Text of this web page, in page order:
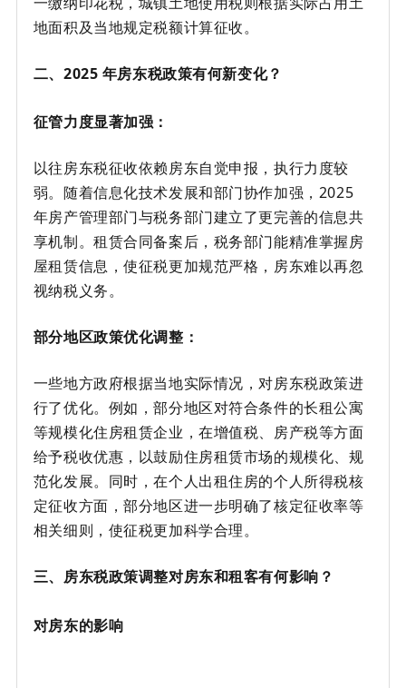
地面积及当地规定税额计算征收。
二、2025 年房东税政策有何新变化？
征管力度显著加强：
以往房东税征收依赖房东自觉申报，执行力度较
弱。随着信息化技术发展和部门协作加强，2025
年房产管理部门与税务部门建立了更完善的信息共
享机制。租赁合同备案后，税务部门能精准掌握房
屋租赁信息，使征税更加规范严格，房东难以再忽
视纳税义务。
部分地区政策优化调整：
一些地方政府根据当地实际情况，对房东税政策进
行了优化。例如，部分地区对符合条件的长租公寓
等规模化住房租赁企业，在增值税、房产税等方面
给予税收优惠，以鼓励住房租赁市场的规模化、规
范化发展。同时，在个人出租住房的个人所得税核
定征收方面，部分地区进一步明确了核定征收率等
相关细则，使征税更加科学合理。
三、房东税政策调整对房东和租客有何影响？
对房东的影响